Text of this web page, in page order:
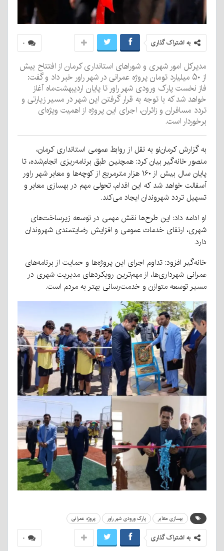
۰ به اشتراک گذاری
مدیرکل امور شهری و شوراهای استانداری کرمان از افتتاح بیش
از ۵۰ میلیارد تومان پروژه عمرانی در شهر راور خبر داد و گفت:
فاز نخست پارک ورودی شهر راور تا پایان اردیبهشت‌ماه آغاز
خواهد شد که با توجه به قرار گرفتن این شهر در مسیر زیارتی و
تردد مسافران و زائران، اجرای این پروژه از اهمیت ویژه‌ای
برخوردار است.
به گزارش کرمان‌نو به نقل از روابط عمومی استانداری کرمان،
منصور خانه‌گیر بیان کرد: همچنین طبق برنامه‌ریزی انجام‌شده، تا
پایان سال بیش از ۱۶۰ هزار مترمربع از کوچه‌ها و معابر شهر راور
آسفالت خواهد شد که این اقدام، تحولی مهم در بهسازی معابر و
تسهیل تردد شهروندان ایجاد می‌کند.
او ادامه داد: این طرح‌ها نقش مهمی در توسعه زیرساخت‌های
شهری، ارتقای خدمات عمومی و افزایش رضایتمندی شهروندان
دارد.
خانه‌گیر افزود: تداوم اجرای این پروژه‌ها و حمایت از برنامه‌های
عمرانی شهرداری‌ها، از مهم‌ترین رویکردهای مدیریت شهری در
مسیر توسعه متوازن و خدمت‌رسانی بهتر به مردم است.
بهسازی معابر پارک ورودی شهر راور پروژه عمرانی
۰ به اشتراک گذاری